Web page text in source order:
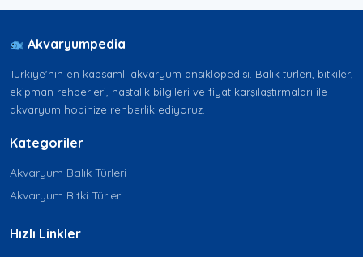
Akvaryumpedia
Türkiye'nin en kapsamlı akvaryum ansiklopedisi. Balık türleri, bitkiler,
ekipman rehberleri, hastalık bilgileri ve fiyat karşılaştırmaları ile
akvaryum hobinize rehberlik ediyoruz.
Kategoriler
Akvaryum Balık Türleri
Akvaryum Bitki Türleri
Hızlı Linkler